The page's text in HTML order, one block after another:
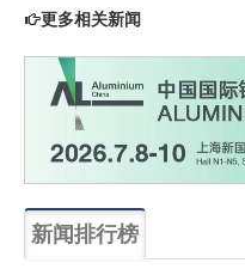
更多相关新闻
新闻排行榜